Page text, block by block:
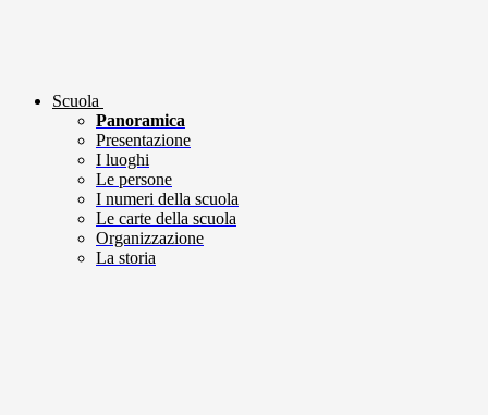
Scuola
Panoramica
Presentazione
I luoghi
Le persone
I numeri della scuola
Le carte della scuola
Organizzazione
La storia